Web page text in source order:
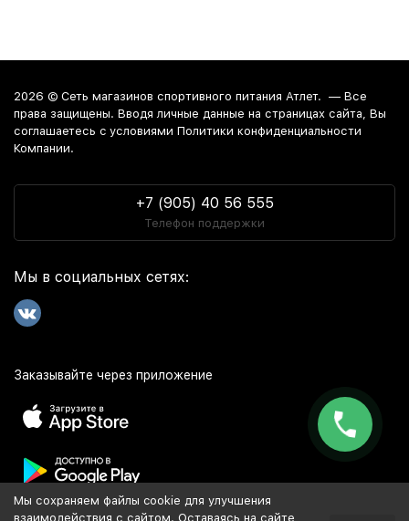
2026 © Сеть магазинов спортивного питания Атлет. — Все
права защищены. Вводя личные данные на страницах сайта, Вы
соглашаетесь c условиями Политики конфиденциальности
Компании.
+7 (905) 40 56 555
Телефон поддержки
Мы в социальных сетях:
Заказывайте через приложение
Популярное
Мы сохраняем файлы cookie для улучшения
взаимодействия с сайтом. Оставаясь на сайте,